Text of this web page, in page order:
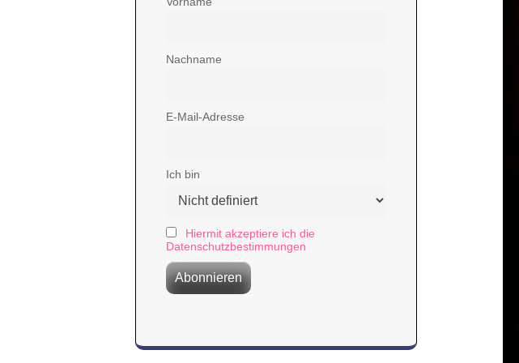
Nachname
E-Mail-Adresse
Ich bin
Hiermit akzeptiere ich die
Datenschutzbestimmungen